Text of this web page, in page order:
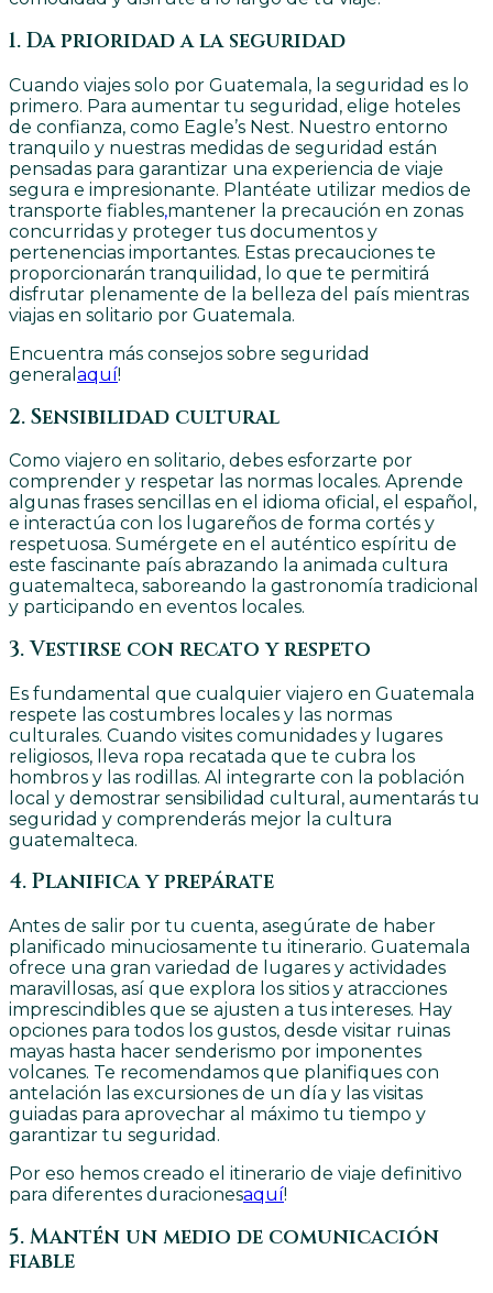
1. Da prioridad a la seguridad
Cuando viajes solo por Guatemala, la seguridad es lo
primero. Para aumentar tu seguridad, elige hoteles
de confianza, como Eagle’s Nest. Nuestro entorno
tranquilo y nuestras medidas de seguridad están
pensadas para garantizar una experiencia de viaje
segura e impresionante. Plantéate utilizar medios de
transporte fiables,mantener la precaución en zonas
concurridas y proteger tus documentos y
pertenencias importantes. Estas precauciones te
proporcionarán tranquilidad, lo que te permitirá
disfrutar plenamente de la belleza del país mientras
viajas en solitario por Guatemala.
Encuentra más consejos sobre seguridad
general aquí!
2. Sensibilidad cultural
Como viajero en solitario, debes esforzarte por
comprender y respetar las normas locales. Aprende
algunas frases sencillas en el idioma oficial, el español,
e interactúa con los lugareños de forma cortés y
respetuosa. Sumérgete en el auténtico espíritu de
este fascinante país abrazando la animada cultura
guatemalteca, saboreando la gastronomía tradicional
y participando en eventos locales.
3. Vestirse con recato y respeto
Es fundamental que cualquier viajero en Guatemala
respete las costumbres locales y las normas
culturales. Cuando visites comunidades y lugares
religiosos, lleva ropa recatada que te cubra los
hombros y las rodillas. Al integrarte con la población
local y demostrar sensibilidad cultural, aumentarás tu
seguridad y comprenderás mejor la cultura
guatemalteca.
4. Planifica y prepárate
Antes de salir por tu cuenta, asegúrate de haber
planificado minuciosamente tu itinerario. Guatemala
ofrece una gran variedad de lugares y actividades
maravillosas, así que explora los sitios y atracciones
imprescindibles que se ajusten a tus intereses. Hay
opciones para todos los gustos, desde visitar ruinas
mayas hasta hacer senderismo por imponentes
volcanes. Te recomendamos que planifiques con
antelación las excursiones de un día y las visitas
guiadas para aprovechar al máximo tu tiempo y
garantizar tu seguridad.
Por eso hemos creado el itinerario de viaje definitivo
para diferentes duracionesaquí!
5. Mantén un medio de comunicación
fiable